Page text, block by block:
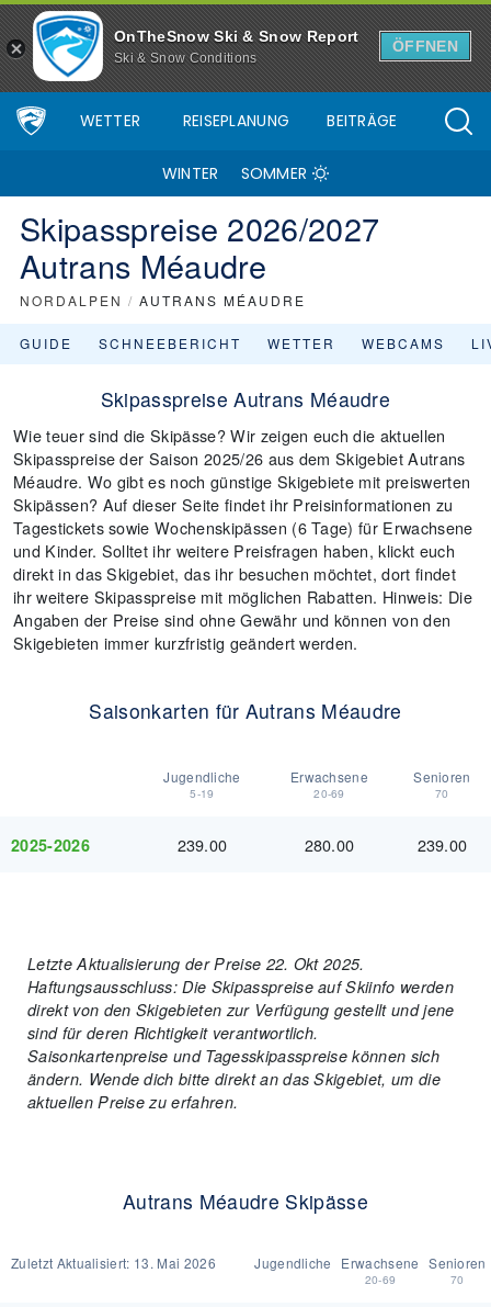
OnTheSnow Ski & Snow Report
Ski & Snow Conditions
ÖFFNEN
WETTER REISEPLANUNG BEITRÄGE
WINTER SOMMER
Skipasspreise 2026/2027
Autrans Méaudre
NORDALPEN / AUTRANS MÉAUDRE
GUIDE SCHNEEBERICHT WETTER WEBCAMS
Skipasspreise Autrans Méaudre
Wie teuer sind die Skipässe? Wir zeigen euch die aktuellen
Skipasspreise der Saison 2025/26 aus dem Skigebiet Autrans
Méaudre. Wo gibt es noch günstige Skigebiete mit preiswerten
Skipässen? Auf dieser Seite findet ihr Preisinformationen zu
Tagestickets sowie Wochenskipässen (6 Tage) für Erwachsene
und Kinder. Solltet ihr weitere Preisfragen haben, klickt euch
direkt in das Skigebiet, das ihr besuchen möchtet, dort findet
ihr weitere Skipasspreise mit möglichen Rabatten. Hinweis: Die
Angaben der Preise sind ohne Gewähr und können von den
Skigebieten immer kurzfristig geändert werden.
Saisonkarten für Autrans Méaudre
Jugendliche
5-19
Erwachsene
20-69
Senioren
70
2025-2026 239.00 280.00 239.00
Letzte Aktualisierung der Preise 22. Okt 2025.
Haftungsausschluss: Die Skipasspreise auf Skiinfo werden
direkt von den Skigebieten zur Verfügung gestellt und jene
sind für deren Richtigkeit verantwortlich.
Saisonkartenpreise und Tagesskipasspreise können sich
ändern. Wende dich bitte direkt an das Skigebiet, um die
aktuellen Preise zu erfahren.
Autrans Méaudre Skipässe
Zuletzt Aktualisiert: 13. Mai 2026 Jugendliche Erwachsene
20-69
Senioren
70